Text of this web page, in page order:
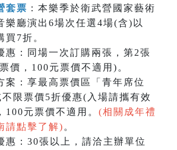
套票 ：本樂季於衛武營國家藝術
樂廳演出6場次任選4場(含)以
買7折。
惠：同場一次訂購兩張，第2張
價，100元票價不適用)。
案：享最高票價區「青年席位
限票價5折優惠(入場請攜有效
100元票價不適用。 (相關成年禮
請點擊了解) 。
惠：30張以上，請洽主辦單位